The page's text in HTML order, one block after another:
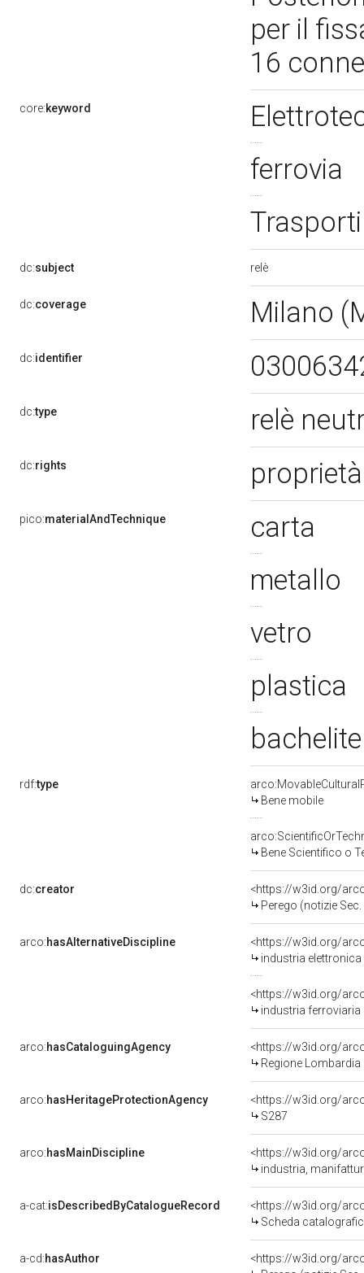
per il
16
core:keyword
ferrovia
dc:subject relè
dc:coverage Milano
dc:identifier
dc:type relè
dc:rights
pico:materialAndTechnique
carta
metallo
vetro
plastica
rdf:type
Bene mobile
Bene Scientifico o
dc:creator
<https://w3id.org/
Perego (notizie Sec.
arco:hasAlternativeDiscipline
<https://w3id.org/
industria
<https://w3id.org/
industria ferroviaria
arco:hasCataloguingAgency
<https://w3id.org/
Regione Lombardia
arco:hasHeritageProtectionAgency
<https://w3id.org/
S287
arco:hasMainDiscipline
<https://w3id.org/
industria,
a-cat:isDescribedByCatalogueRecord
<https://w3id.org/
Scheda
a-cd:hasAuthor
<https://w3id.org/